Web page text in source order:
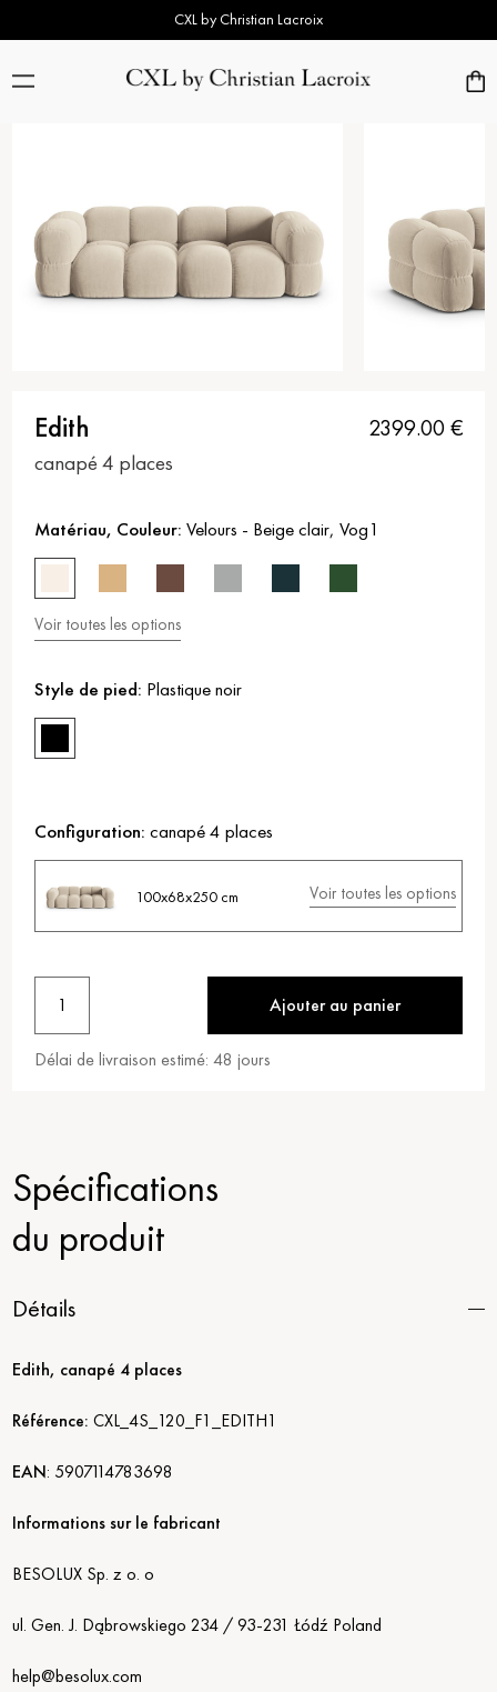
CXL by Christian Lacroix
Edith 2399.00€
canapé 4 places
Matériau, Couleur: Velours - Beige clair,Vog1
Voir toutes les options
Style de pied: Plastique noir
Configuration: canapé 4 places
100x68x250 cm Voir toutes les options
1 Ajouter au panier
Délai de livraison estimé:48 jours
Spécifications
du produit
Détails
Edith, canapé 4 places
Référence: CXL_4S_120_F1_EDITH1
EAN: 5907114783698
Informations sur le fabricant
BESOLUX Sp. z o. o
ul. Gen. J. Dąbrowskiego 234 / 93-231 Łódź Poland
help@besolux.com